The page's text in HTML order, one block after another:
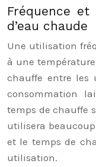
Fréquence
d’eau chaude
Une utilisation
à une
chauffe entre les
consommation
temps de chauffe
utilisera beaucoup
et le temps de
utilisation.